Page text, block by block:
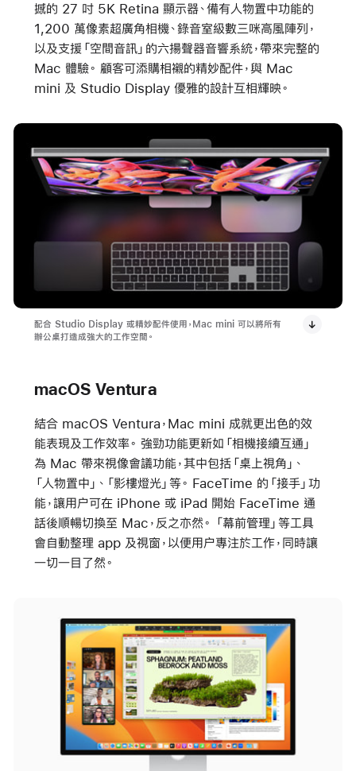
撼的 27 吋 5K Retina 顯示器、備有人物置中功能的
1,200 萬像素超廣角相機、錄音室級數三咪高風陣列，
以及支援「空間音訊」的六揚聲器音響系統，帶來完整的
Mac 體驗。 顧客可添購相襯的精妙配件，與 Mac
mini 及 Studio Display 優雅的設計互相輝映。
配合 Studio Display 或精妙配件使用，Mac mini 可以將所有
辦公桌打造成強大的工作空間。
macOS Ventura
結合 macOS Ventura，Mac mini 成就更出色的效
能表現及工作效率。 強勁功能更新如「相機接續互通」
為 Mac 帶來視像會議功能，其中包括「桌上視角」、
「人物置中」、「影樓燈光」等。 FaceTime 的「接手」功
能，讓用户可在 iPhone 或 iPad 開始 FaceTime 通
話後順暢切換至 Mac，反之亦然。 「幕前管理」等工具
會自動整理 app 及視窗，以便用户專注於工作，同時讓
一切一目了然。